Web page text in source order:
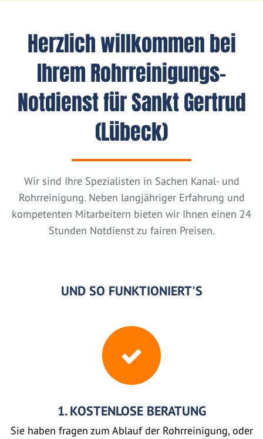
Herzlich willkommen bei
Ihrem Rohrreinigungs-
Notdienst für Sankt Gertrud
(Lübeck)
Wir sind Ihre Spezialisten in Sachen Kanal- und
Rohrreinigung. Neben langjähriger Erfahrung und
kompetenten Mitarbeitern bieten wir Ihnen einen 24
Stunden Notdienst zu fairen Preisen.
UND SO FUNKTIONIERT'S
1. KOSTENLOSE BERATUNG
Sie haben fragen zum Ablauf der Rohrreinigung, oder